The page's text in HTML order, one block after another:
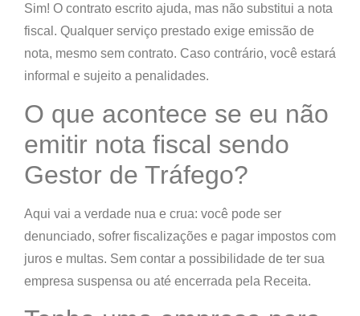
Sim! O contrato escrito ajuda, mas não substitui a nota
fiscal. Qualquer serviço prestado exige emissão de
nota, mesmo sem contrato. Caso contrário, você estará
informal e sujeito a penalidades.
O que acontece se eu não
emitir nota fiscal sendo
Gestor de Tráfego?
Aqui vai a verdade nua e crua: você pode ser
denunciado, sofrer fiscalizações e pagar impostos com
juros e multas. Sem contar a possibilidade de ter sua
empresa suspensa ou até encerrada pela Receita.